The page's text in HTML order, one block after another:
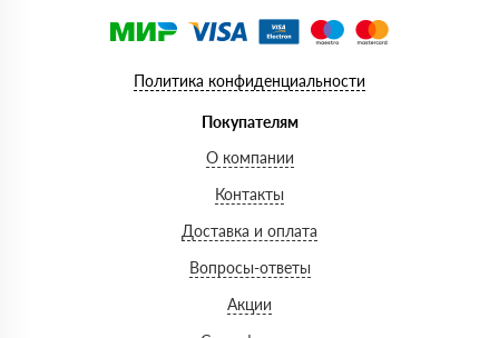
Политика конфиденциальности
Покупателям
О компании
Контакты
Доставка и оплата
Вопросы-ответы
Акции